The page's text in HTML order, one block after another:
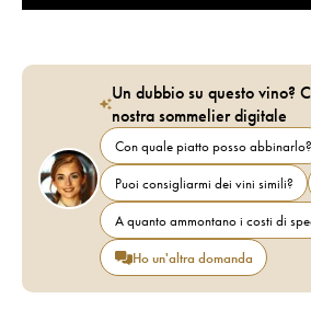
Un dubbio su questo vino?
nostra sommelier digitale
Con quale piatto posso abbinarlo?
Puoi consigliarmi dei vini simili?
A quanto ammontano i costi di
Ho un'altra domanda